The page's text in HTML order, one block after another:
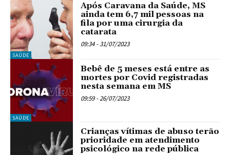
SAÚDE
Após Caravana da Saúde, MS
ainda tem 6,7 mil pessoas na
fila por uma cirurgia da
catarata
09:34 - 31/07/2023
SAÚDE
Bebê de 5 meses está entre as
mortes por Covid registradas
nesta semana em MS
09:59 - 26/07/2023
Crianças vítimas de abuso terão
prioridade em atendimento
psicológico na rede pública